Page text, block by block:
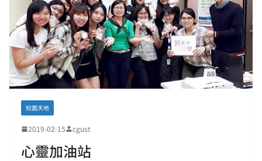
校園天地
2019-02-15 cgust
心靈加油站